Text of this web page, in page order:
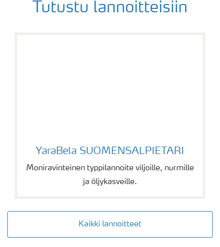
Tutustu lannoitteisiin
YaraBela SUOMENSALPIETARI
YaraBela SUOMENSALPIETARI
Moniravinteinen typpilannoite viljoille, nurmille
ja öljykasveille.
Kaikki lannoitteet